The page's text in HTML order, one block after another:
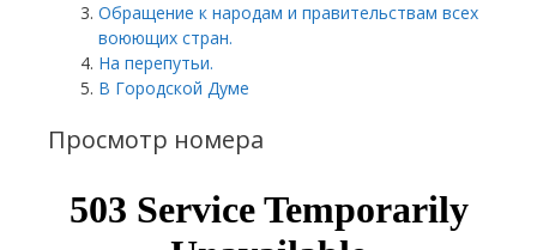
Обращение к народам и правительствам всех
воюющих стран.
На перепутьи.
В Городской Думе
Просмотр номера